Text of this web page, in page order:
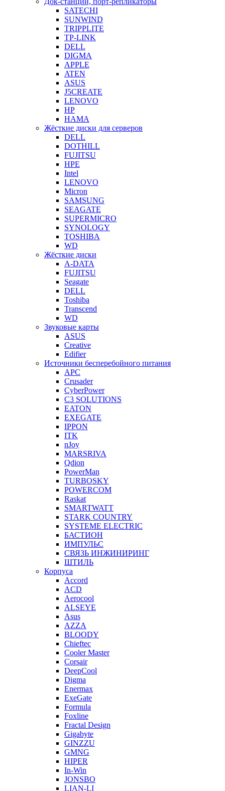
SATECHI
SUNWIND
TRIPPLITE
TP-LINK
DELL
DIGMA
APPLE
ATEN
ASUS
J5CREATE
LENOVO
HP
HAMA
Жёсткие диски для серверов
DELL
DOTHILL
FUJITSU
HPE
Intel
LENOVO
Micron
SAMSUNG
SEAGATE
SUPERMICRO
SYNOLOGY
TOSHIBA
WD
Жёсткие диски
A-DATA
FUJITSU
Seagate
DELL
Toshiba
Transcend
WD
Звуковые карты
ASUS
Creative
Edifier
Источники бесперебойного питания
APC
Crusader
CyberPower
C3 SOLUTIONS
EATON
EXEGATE
IPPON
ITK
nJoy
MARSRIVA
Qdion
PowerMan
TURBOSKY
POWERCOM
Raskat
SMARTWATT
STARK COUNTRY
SYSTEME ELECTRIC
БАСТИОН
ИМПУЛЬС
СВЯЗЬ ИНЖИНИРИНГ
ШТИЛЬ
Корпуса
Accord
ACD
Aerocool
ALSEYE
Asus
AZZA
BLOODY
Chieftec
Cooler Master
Corsair
DeepCool
Digma
Enermax
ExeGate
Formula
Foxline
Fractal Design
Gigabyte
GINZZU
GMNG
HIPER
In-Win
JONSBO
LIAN-LI